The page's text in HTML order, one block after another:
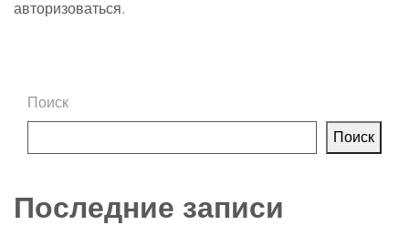
авторизоваться.
Поиск
Поиск
Последние записи